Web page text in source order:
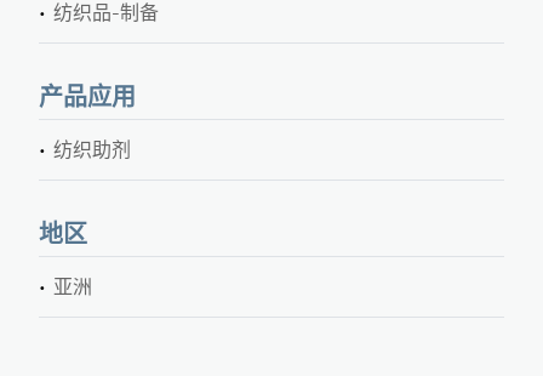
纺织品-制备
产品应用
纺织助剂
地区
亚洲